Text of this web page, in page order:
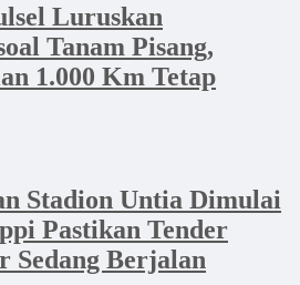
Luruskan
Tanam Pisang,
1.000 Km Tetap
Stadion Untia Dimulai
Pastikan Tender
Sedang Berjalan